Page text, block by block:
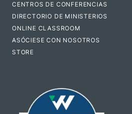
CENTROS DE CONFERENCIAS
DIRECTORIO DE MINISTERIOS
ONLINE CLASSROOM
ASÓCIESE CON NOSOTROS
STORE